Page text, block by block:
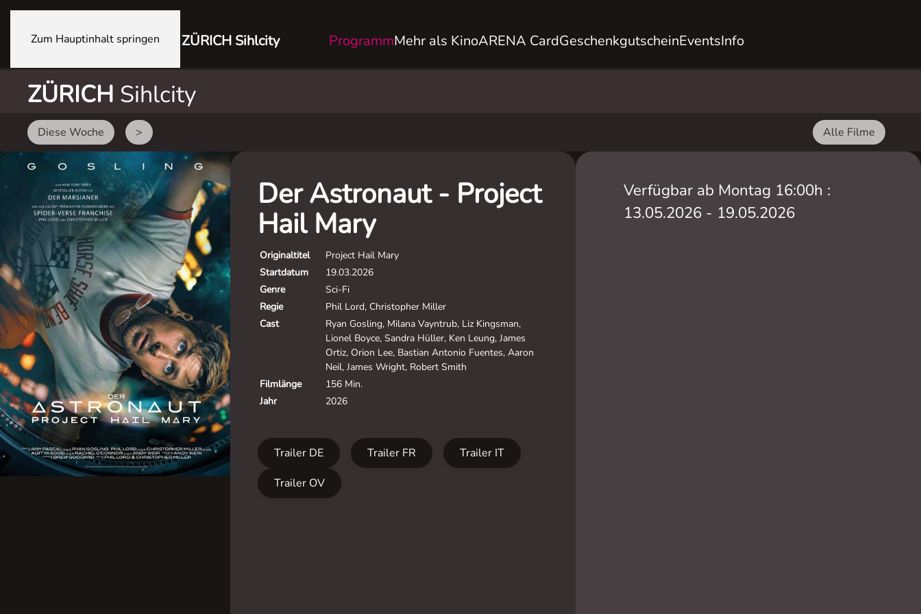
Zum Hauptinhalt springen ZÜRICH Sihlcity ProgrammMehr als KinoARENA CardGeschenkgutscheinEventsInfo
ZÜRICH Sihlcity
Diese Woche > Alle Filme
Der Astronaut - Project
Hail Mary
Originaltitel
Project Hail Mary
Startdatum
19.03.2026
Genre
Sci-Fi
Regie
Phil Lord, Christopher Miller
Cast
Ryan Gosling, Milana Vayntrub, Liz Kingsman,
Lionel Boyce, Sandra Hüller, Ken Leung, James
Ortiz, Orion Lee, Bastian Antonio Fuentes, Aaron
Neil, James Wright, Robert Smith
Filmlänge
156 Min.
Jahr
2026
Trailer DE Trailer FR
Trailer IT
Trailer OV
Verfügbar ab Montag 16:00h :
13.05.2026 - 19.05.2026